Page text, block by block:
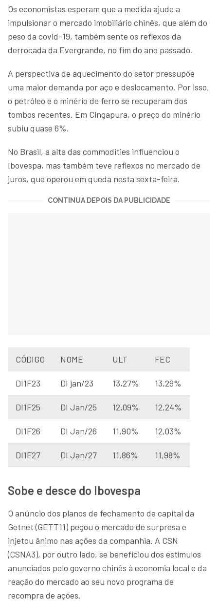
Os economistas esperam que a medida ajude a
impulsionar o mercado imobiliário chinês, que além do
peso da covid-19, também sente os reflexos da
derrocada da Evergrande, no fim do ano passado.
A perspectiva de aquecimento do setor pressupõe
uma maior demanda por aço e deslocamento. Por isso,
o petróleo e o minério de ferro se recuperam dos
tombos recentes. Em Cingapura, o preço do minério
subiu quase 6%.
No Brasil, a alta das commodities influenciou o
Ibovespa, mas também teve reflexos no mercado de
juros, que operou em queda nesta sexta-feira.
CONTINUA DEPOIS DA PUBLICIDADE
CÓDIGO NOME ULT FEC
DI1F23 DI jan/23 13,27% 13,29%
DI1F25 DI Jan/25 12,09% 12,24%
DI1F26 DI Jan/26 11,90% 12,03%
DI1F27 DI Jan/27 11,86% 11,98%
Sobe e desce do Ibovespa
O anúncio dos planos de fechamento de capital da
Getnet (GETT11) pegou o mercado de surpresa e
injetou ânimo nas ações da companhia. A CSN
(CSNA3), por outro lado, se beneficiou dos estímulos
anunciados pelo governo chinês à economia local e da
reação do mercado ao seu novo programa de
recompra de ações.